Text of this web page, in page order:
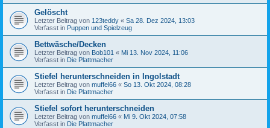
Gelöscht
Letzter Beitrag von 123teddy « Sa 28. Dez 2024, 13:03
Verfasst in Puppen und Spielzeug
Bettwäsche/Decken
Letzter Beitrag von Bob101 « Mi 13. Nov 2024, 11:06
Verfasst in Die Plattmacher
Stiefel herunterschneiden in Ingolstadt
Letzter Beitrag von muffel66 « So 13. Okt 2024, 08:28
Verfasst in Die Plattmacher
Stiefel sofort herunterschneiden
Letzter Beitrag von muffel66 « Mi 9. Okt 2024, 07:58
Verfasst in Die Plattmacher